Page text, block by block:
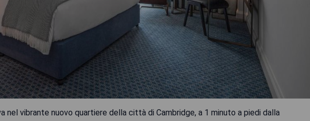
nel vibrante nuovo quartiere della città di Cambridge, a 1 minuto a piedi dalla